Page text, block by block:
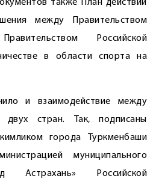
также План действий
между Правительством
Российской
в области спорта на
и взаимодействие между
двух стран. Так, подписаны
города Туркменбаши
муниципального
Астрахань» Российской